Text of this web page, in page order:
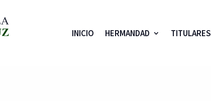
INICIO HERMANDAD TITULARES